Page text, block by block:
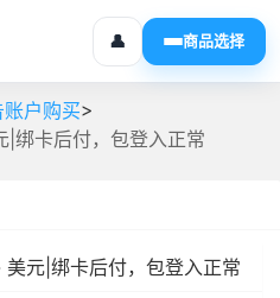
👤 商品选择
户购买>
绑卡后付，包登入正常
元|绑卡后付，包登入正常